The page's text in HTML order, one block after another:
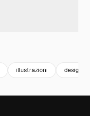
illustrazioni design